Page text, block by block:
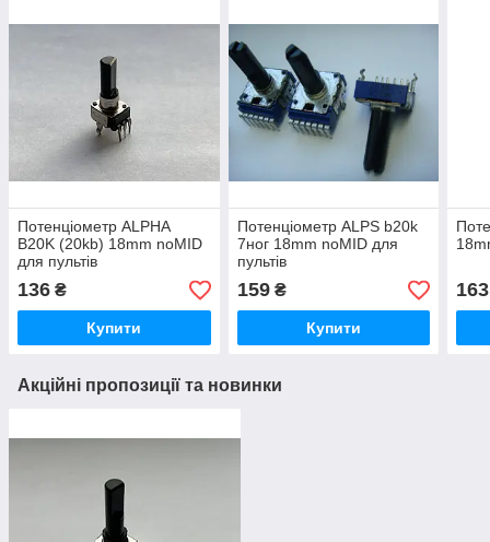
Потенціометр ALPHA
B20K (20kb) 18mm noMID
для пультів
136 ₴
Купити
Потенціометр ALPS b20k
7ног 18mm noMID для
пультів
159₴
Купити
163
Акційні пропозиції та новинки